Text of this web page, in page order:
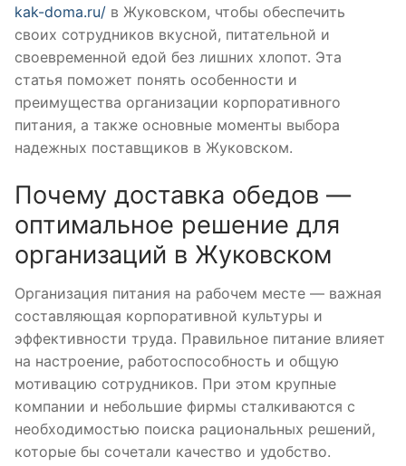
kak-doma.ru/ в Жуковском, чтобы обеспечить
своих сотрудников вкусной, питательной и
своевременной едой без лишних хлопот. Эта
статья поможет понять особенности и
преимущества организации корпоративного
питания, а также основные моменты выбора
надежных поставщиков в Жуковском.
Почему доставка обедов —
оптимальное решение для
организаций в Жуковском
Организация питания на рабочем месте — важная
составляющая корпоративной культуры и
эффективности труда. Правильное питание влияет
на настроение, работоспособность и общую
мотивацию сотрудников. При этом крупные
компании и небольшие фирмы сталкиваются с
необходимостью поиска рациональных решений,
которые бы сочетали качество и удобство.